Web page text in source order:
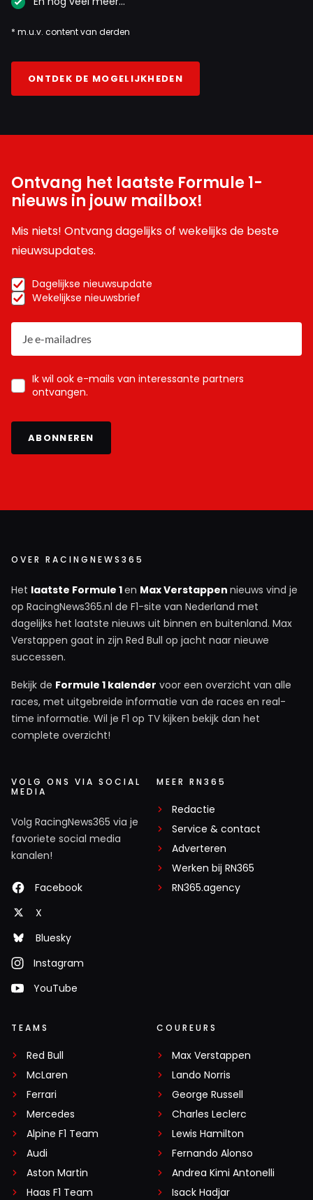
* m.u.v. content van derden
ONTDEK DE MOGELIJKHEDEN
Ontvang het laatste Formule 1-
nieuws in jouw mailbox!
Mis niets! Ontvang dagelijks of wekelijks de beste
nieuwsupdates.
Dagelijkse nieuwsupdate
Wekelijkse nieuwsbrief
Ik wil ook e-mails van interessante partners
ontvangen.
ABONNEREN
OVER RACINGNEWS365
Het laatste Formule 1en Max Verstappen nieuws vind je
op RacingNews365.nl de F1-site van Nederland met
dagelijks het laatste nieuws uit binnen en buitenland. Max
Verstappen gaat in zijn Red Bull op jacht naar nieuwe
successen.
Bekijk de Formule 1 kalender voor een overzicht van alle
races, met uitgebreide informatie van de races en real-
time informatie. Wil je F1 op TV kijken bekijk dan het
complete overzicht!
VOLG ONS VIA SOCIAL
MEDIA
Volg RacingNews365 via je
favoriete social media
kanalen!
Facebook
X
Bluesky
Instagram
YouTube
MEER RN365
Redactie
Service & contact
Adverteren
Werken bij RN365
RN365.agency
TEAMS
Red Bull
McLaren
Ferrari
Mercedes
Alpine F1 Team
Audi
Aston Martin
Haas F1 Team
COUREURS
Max Verstappen
Lando Norris
George Russell
Charles Leclerc
Lewis Hamilton
Fernando Alonso
Andrea Kimi Antonelli
Isack Hadjar